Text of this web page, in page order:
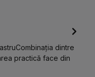
dintre
practică face din